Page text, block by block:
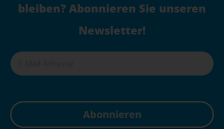
bleiben? Abonnieren Sie unseren
Newsletter!